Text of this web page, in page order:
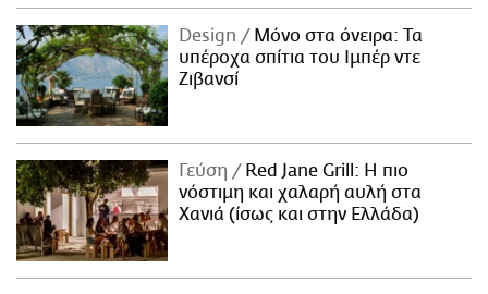
Design
Μόνο στα όνειρα: Τα
υπέροχα σπίτια του Ιμπέρ ντε
Ζιβανσί
Γεύση
Red Jane Grill: Η πιο
νόστιμη και χαλαρή αυλή στα
Χανιά (ίσως και στην Ελλάδα)